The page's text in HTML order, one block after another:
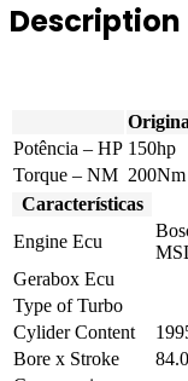
Description
Potência – HP 150hp
Torque – NM 200Nm
Características
Engine Ecu
Gerabox Ecu
Type of Turbo
Cylider Content
Bore x Stroke